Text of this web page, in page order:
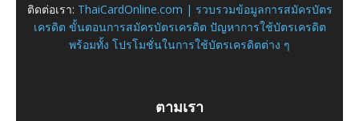
ติดต่อเรา: ThaiCardOnline.com | รวบรวมข้อมูลการสมัครบัตร
เครดิต ขั้นตอนการสมัครบัตรเครดิต ปัญหาการใช้บัตรเครดิต
พร้อมทั้ง โปรโมชั่นในการใช้บัตรเครดิตต่าง ๆ
ตามเรา